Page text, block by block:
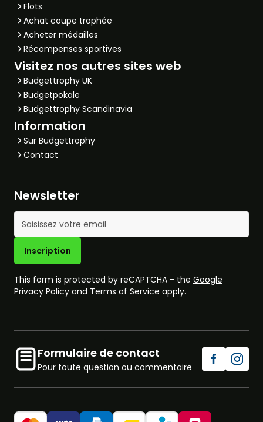
Flots
Achat coupe trophée
Acheter médailles
Récompenses sportives
Visitez nos autres sites web
Budgettrophy UK
Budgetpokale
Budgettrophy Scandinavia
Information
Sur Budgettrophy
Contact
Newsletter
Adresse mail
Inscription
This form is protected by reCAPTCHA - the Google
Privacy Policy and Terms of Service apply.
Formulaire de contact
Pour toute question ou commentaire